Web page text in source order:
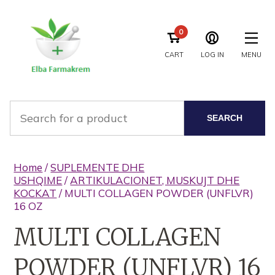
CART
0
LOG IN MENU
SEARCH
Home /SUPLEMENTE DHE
USHQIME/ ARTIKULACIONET, MUSKUJT DHE
KOCKAT / MULTI COLLAGEN POWDER (UNFLVR)
16 OZ
MULTI COLLAGEN
POWDER (UNFLVR) 16